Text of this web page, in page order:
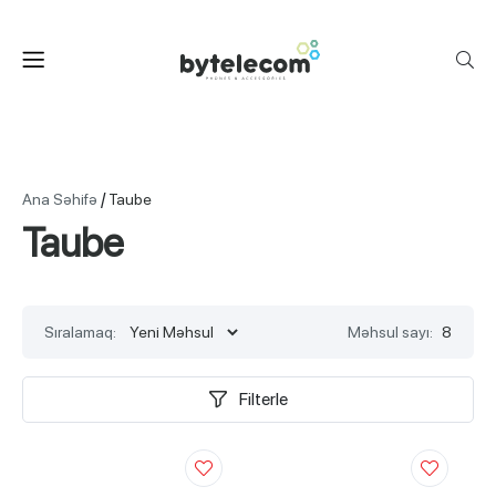
Ana Səhifə / Taube
Taube
Sıralamaq: Məhsul sayı: 8
Filterle